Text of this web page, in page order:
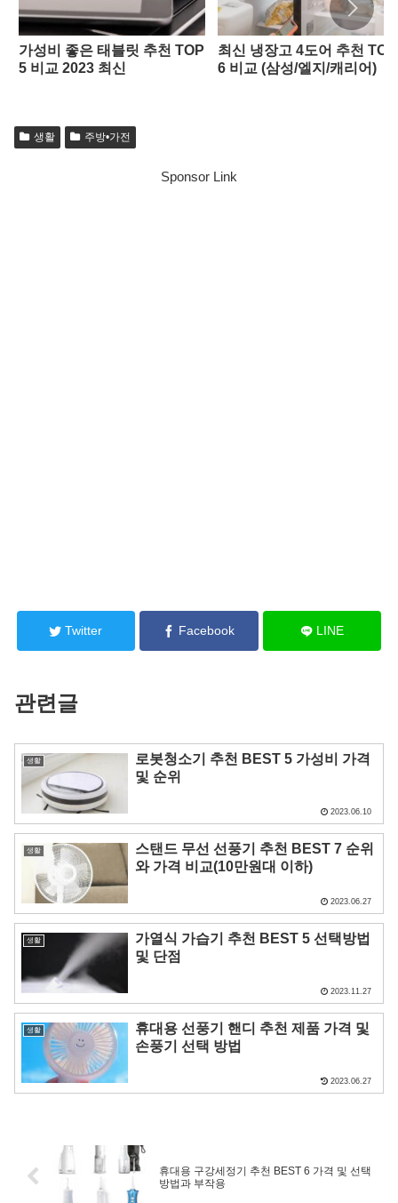
가성비 좋은 태블릿 추천 TOP
5 비교 2023 최신
최신 냉장고 4도어 추천 TOP
6 비교 (삼성/엘지/캐리어)
생활 주방•가전
Sponsor Link
Twitter Facebook LINE
관련글
생활
로봇청소기 추천 BEST 5 가성비 가격
및 순위
2023.06.10
생활
스탠드 무선 선풍기 추천 BEST 7 순위
와 가격 비교(10만원대 이하)
2023.06.27
생활
가열식 가습기 추천 BEST 5 선택방법
및 단점
2023.11.27
생활
휴대용 선풍기 핸디 추천 제품 가격 및
손풍기 선택 방법
2023.06.27
휴대용 구강세정기 추천 BEST 6 가격 및 선택
방법과 부작용